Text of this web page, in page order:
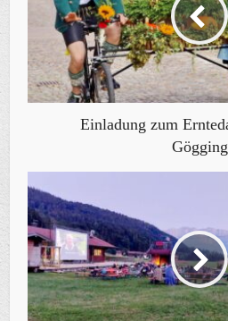
Einladung zum
Gögging